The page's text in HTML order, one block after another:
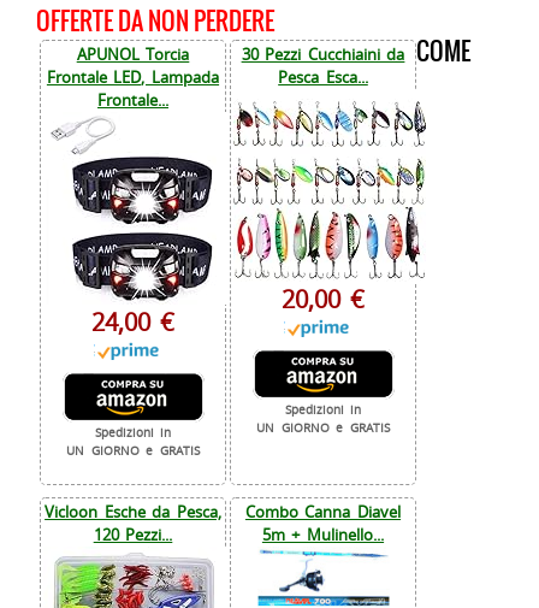
OFFERTE DA NON PERDERE
APUNOL Torcia
Frontale LED, Lampada
Frontale...
24,00 €
Spedizioni in
UN GIORNO e GRATIS
30 Pezzi Cucchiaini da
Pesca Esca...
20,00 €
Spedizioni in
UN GIORNO e GRATIS
Vicloon Esche da Pesca,
120 Pezzi...
Combo Canna Diavel
5m + Mulinello...
COME